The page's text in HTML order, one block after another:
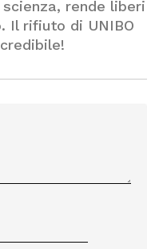
rende liberi
Il rifiuto di UNIBO